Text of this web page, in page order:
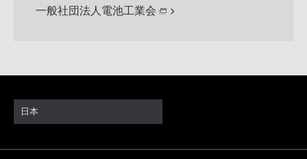
一般社団法人電池工業会
日本